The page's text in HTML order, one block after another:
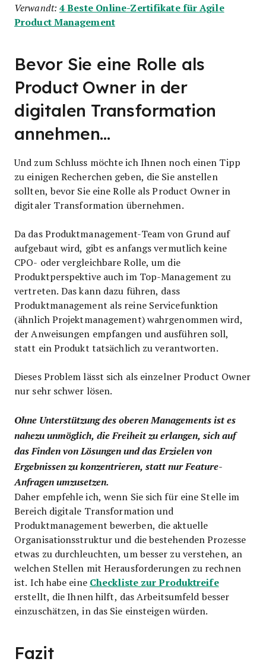
Verwandt: 4 Beste Online-Zertifikate für Agile
Product Management
Bevor Sie eine Rolle als
Product Owner in der
digitalen Transformation
annehmen…
Und zum Schluss möchte ich Ihnen noch einen Tipp
zu einigen Recherchen geben, die Sie anstellen
sollten, bevor Sie eine Rolle als Product Owner in
digitaler Transformation übernehmen.
Da das Produktmanagement-Team von Grund auf
aufgebaut wird, gibt es anfangs vermutlich keine
CPO- oder vergleichbare Rolle, um die
Produktperspektive auch im Top-Management zu
vertreten. Das kann dazu führen, dass
Produktmanagement als reine Servicefunktion
(ähnlich Projektmanagement) wahrgenommen wird,
der Anweisungen empfangen und ausführen soll,
statt ein Produkt tatsächlich zu verantworten.
Dieses Problem lässt sich als einzelner Product Owner
nur sehr schwer lösen.
Ohne Unterstützung des oberen Managements ist es
nahezu unmöglich, die Freiheit zu erlangen, sich auf
das Finden von Lösungen und das Erzielen von
Ergebnissen zu konzentrieren, statt nur Feature-
Anfragen umzusetzen.
Daher empfehle ich, wenn Sie sich für eine Stelle im
Bereich digitale Transformation und
Produktmanagement bewerben, die aktuelle
Organisationsstruktur und die bestehenden Prozesse
etwas zu durchleuchten, um besser zu verstehen, an
welchen Stellen mit Herausforderungen zu rechnen
ist. Ich habe eine Checkliste zur Produktreife
erstellt, die Ihnen hilft, das Arbeitsumfeld besser
einzuschätzen, in das Sie einsteigen würden.
Fazit